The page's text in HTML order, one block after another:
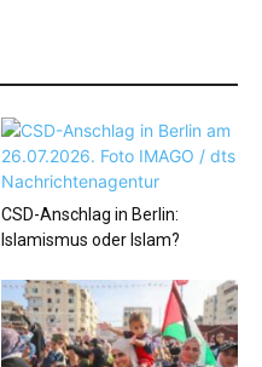
CSD-Anschlag in Berlin:
Islamismus oder Islam?